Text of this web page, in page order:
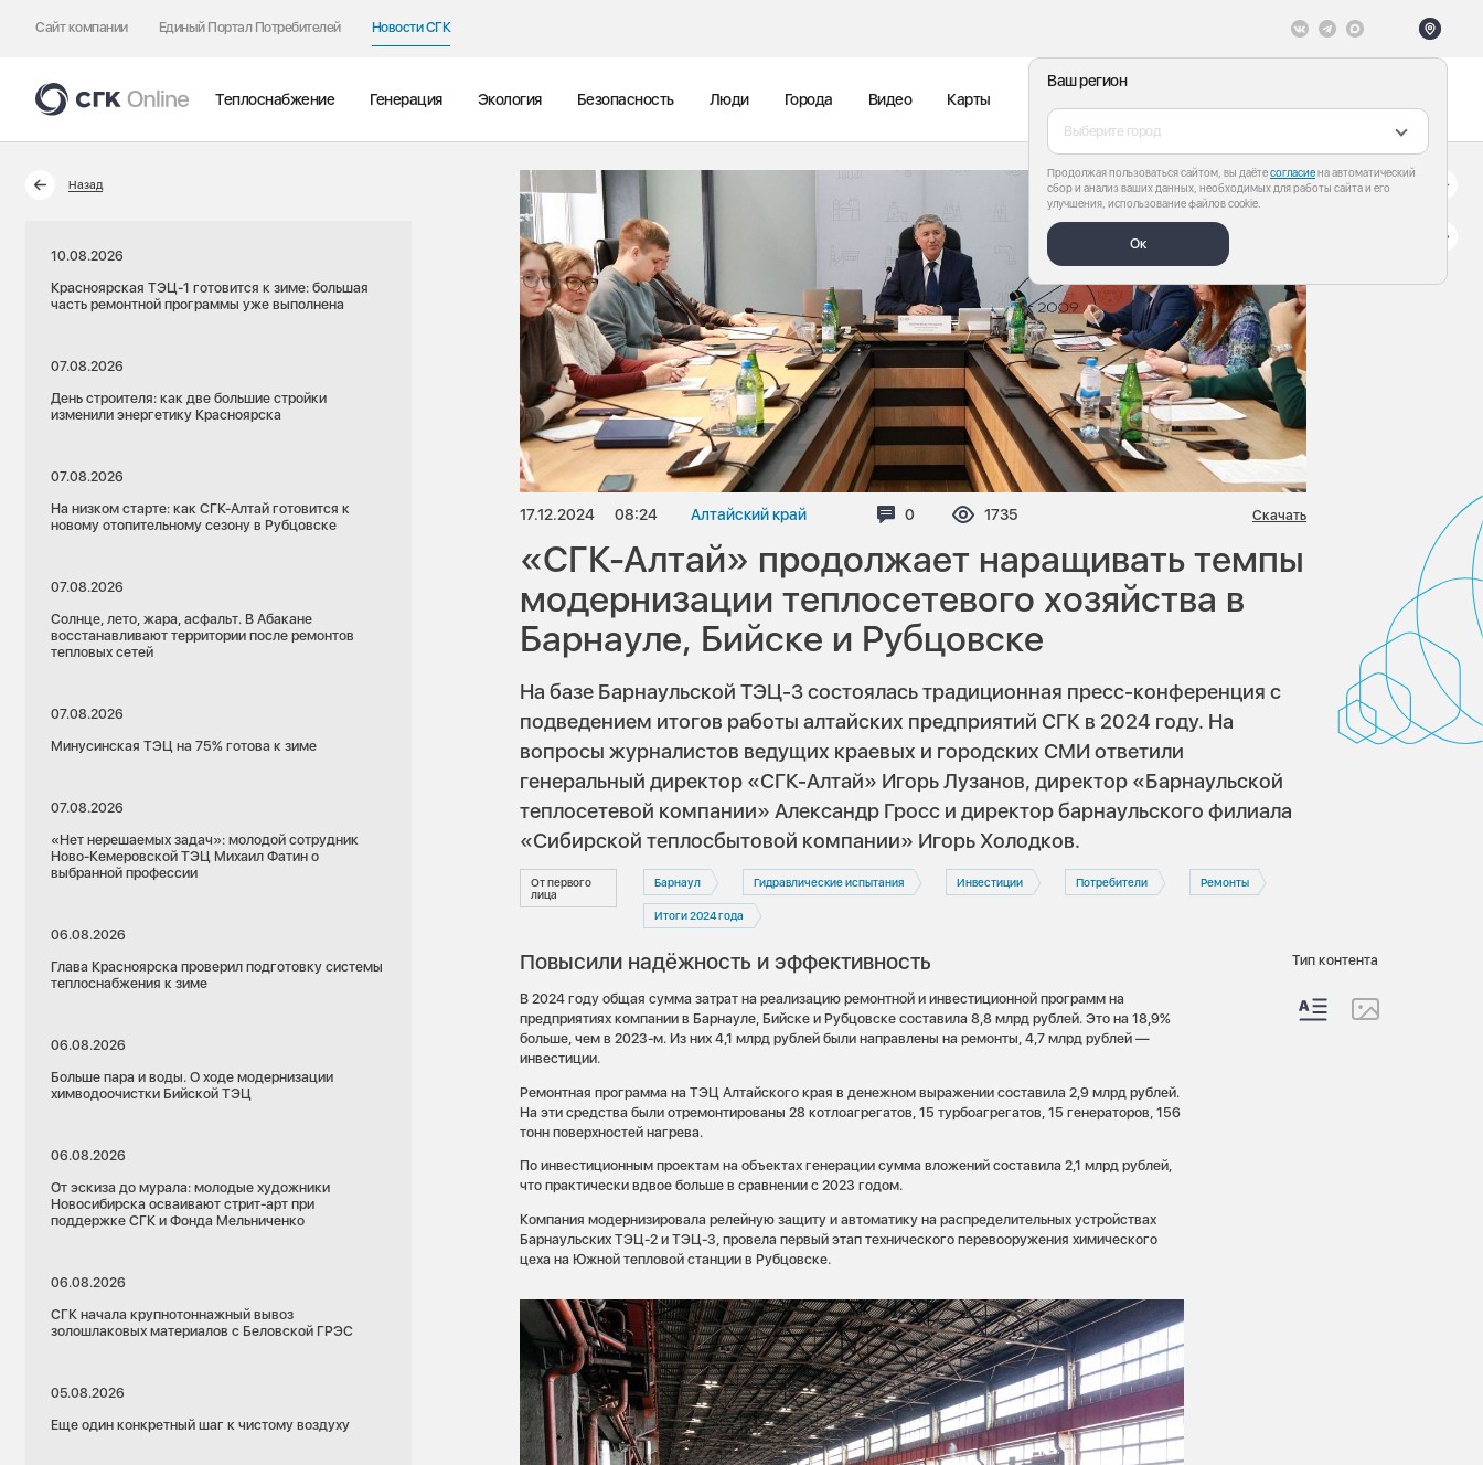
Сайт компании Единый Портал Потребителей Новости СГК
Ваш регион
Выберите город
Продолжая пользоваться сайтом, вы даётесогласиена автоматический
сбор и анализ ваших данных, необходимых для работы сайта и его
улучшения, использование файлов cookie.
Ок
Теплоснабжение Генерация Экология Безопасность Люди Города Видео Карты
Назад
10.08.2026
Красноярская ТЭЦ-1 готовится к зиме: большая
часть ремонтной программы уже выполнена
07.08.2026
День строителя: как две большие стройки
изменили энергетику Красноярска
07.08.2026
На низком старте: как СГК-Алтай готовится к
новому отопительному сезону в Рубцовске
07.08.2026
Солнце, лето, жара, асфальт. В Абакане
восстанавливают территории после ремонтов
тепловых сетей
07.08.2026
Минусинская ТЭЦ на 75% готова к зиме
07.08.2026
«Нет нерешаемых задач»: молодой сотрудник
Ново-Кемеровской ТЭЦ Михаил Фатин о
выбранной профессии
06.08.2026
Глава Красноярска проверил подготовку системы
теплоснабжения к зиме
06.08.2026
Больше пара и воды. О ходе модернизации
химводоочистки Бийской ТЭЦ
06.08.2026
От эскиза до мурала: молодые художники
Новосибирска осваивают стрит-арт при
поддержке СГК и Фонда Мельниченко
06.08.2026
СГК начала крупнотоннажный вывоз
золошлаковых материалов с Беловской ГРЭС
05.08.2026
Еще один конкретный шаг к чистому воздуху
17.12.2024 08:24 Алтайский край Комментариев:
0 Просмотров:
1735 Скачать
«СГК-Алтай» продолжает наращивать темпы
модернизации теплосетевого хозяйства в
Барнауле, Бийске и Рубцовске
На базе Барнаульской ТЭЦ-3 состоялась традиционная пресс-конференция с
подведением итогов работы алтайских предприятий СГК в 2024 году. На
вопросы журналистов ведущих краевых и городских СМИ ответили
генеральный директор «СГК-Алтай» Игорь Лузанов, директор «Барнаульской
теплосетевой компании» Александр Гросс и директор барнаульского филиала
«Сибирской теплосбытовой компании» Игорь Холодков.
От первого
лица
Барнаул Гидравлические испытания Инвестиции Потребители Ремонты
Итоги 2024 года
Повысили надёжность и эффективность
В 2024 году общая сумма затрат на реализацию ремонтной и инвестиционной программ на
предприятиях компании в Барнауле, Бийске и Рубцовске составила 8,8 млрд рублей. Это на 18,9%
больше, чем в 2023-м. Из них 4,1 млрд рублей были направлены на ремонты, 4,7 млрд рублей —
инвестиции.
Ремонтная программа на ТЭЦ Алтайского края в денежном выражении составила 2,9 млрд рублей.
На эти средства были отремонтированы 28 котлоагрегатов, 15 турбоагрегатов, 15 генераторов, 156
тонн поверхностей нагрева.
По инвестиционным проектам на объектах генерации сумма вложений составила 2,1 млрд рублей,
что практически вдвое больше в сравнении с 2023 годом.
Компания модернизировала релейную защиту и автоматику на распределительных устройствах
Барнаульских ТЭЦ-2 и ТЭЦ-3, провела первый этап технического перевооружения химического
цеха на Южной тепловой станции в Рубцовске.
Тип контента